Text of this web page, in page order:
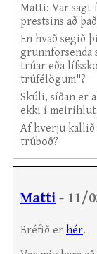
Matti: Var
prestsins að
En hvað segið
grunnforsenda
trúar eða
trúfélögum"?
Skúli, síðan er
ekki í
Af hverju
trúboð?
Matti - 11/
Bréfið er hér.